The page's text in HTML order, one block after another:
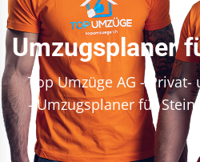
Umzugsplaner
Top Umzüge AG -
- Umzugsplaner für Stein